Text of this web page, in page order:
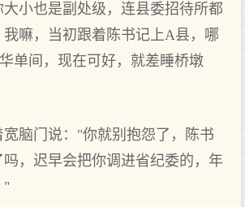
小也是副处级，连县委招待所都
嘛，当初跟着陈书记上A县，哪
单间，现在可好，就差睡桥墩
脑门说："你就别抱怨了，陈书
，迟早会把你调进省纪委的，年
"